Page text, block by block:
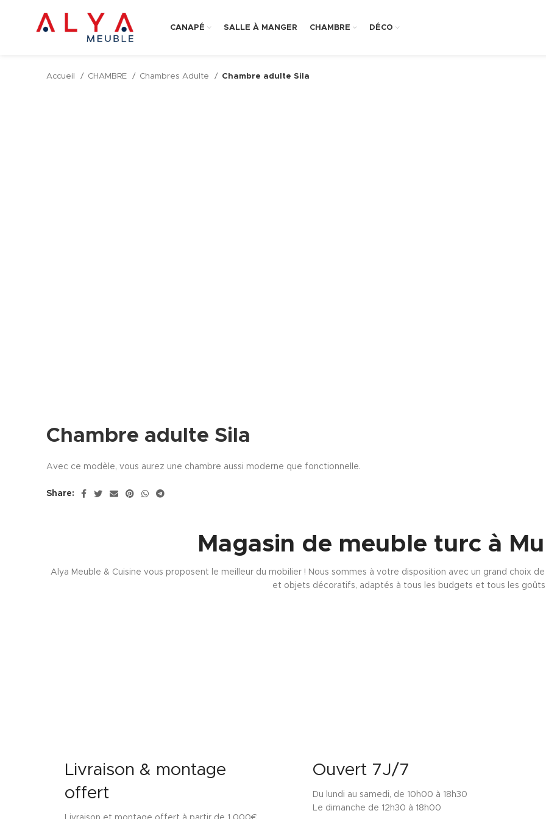
CANAPÉ SALLE À MANGER CHAMBRE DÉCO
Accueil CHAMBRE Chambres Adulte Chambre adulte Sila
Chambre adulte Sila
Avec ce modèle, vous aurez une chambre aussi moderne que fonctionnelle.
Share:
Magasin de meuble turc à
Alya Meuble & Cuisine vous proposent le meilleur du mobilier ! Nous sommes à votre disposition avec un grand choix
et objets décoratifs, adaptés à tous les budgets et tous les goûts.
Livraison & montage
offert
Ouvert 7J/7
Du lundi au samedi, de 10h00 à 18h30
Le dimanche de 12h30 à 18h00